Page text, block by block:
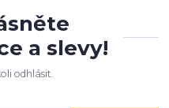
a slevy!
odhlásit.